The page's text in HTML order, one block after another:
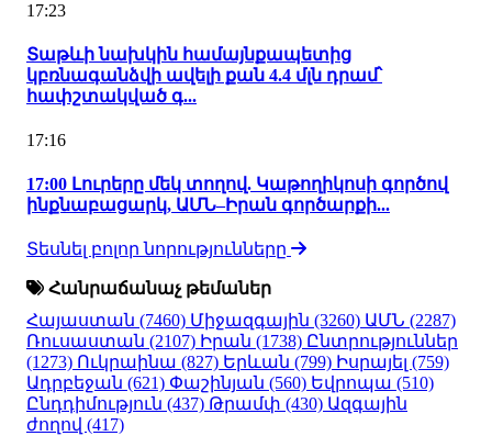
17:23
Տաթևի նախկին համայնքապետից
կբռնագանձվի ավելի քան 4.4 մլն դրամ՝
հափշտակված գ...
17:16
17:00 Լուրերը մեկ տողով. Կաթողիկոսի գործով
ինքնաբացարկ, ԱՄՆ–Իրան գործարքի...
Տեսնել բոլոր նորությունները
Հանրաճանաչ թեմաներ
Հայաստան (7460) Միջազգային (3260) ԱՄՆ (2287)
Ռուսաստան (2107) Իրան (1738) Ընտրություններ
(1273) Ուկրաինա (827) Երևան (799) Իսրայել (759)
Ադրբեջան (621) Փաշինյան (560) Եվրոպա (510)
Ընդդիմություն (437) Թրամփ (430) Ազգային
ժողով (417)